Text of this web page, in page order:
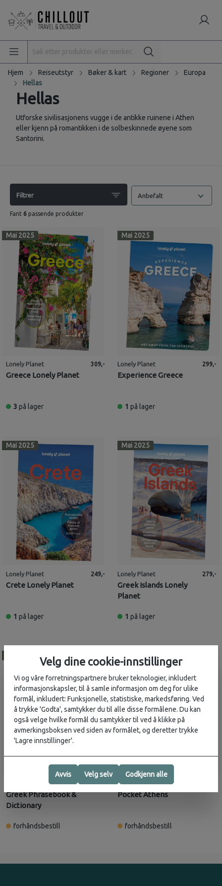
Hjem Reiseutstyr Bøker & kart Regioner
Europa
Hellas
Hellas
Utforske sivilisasjonens vugge i de antikke ruinene i Athen
eller kjenn på romantikken i de solbeskinnede øyene som
Santorini.
Filtrer Anbefalt
Fant 6 passende produkter
Mai 2025
Lonely Planet
Greece Lonely Planet
309,-
3 på lager
Mai 2025
Lonely Planet
Experience Greece
299,-
1 på lager
Mai 2025
Lonely Planet
Crete Lonely Planet
249,-
1 på lager
Mai 2025
Lonely Planet
Greek Islands Lonely
Planet
279,-
1 på lager
Greek Phrasebook &
Dictionary
99,-
forhåndsbestill
Mai 2025
Lonely Planet
Pocket Athens
forhåndsbestill
Velg dine cookie-innstillinger
Vi og våre forretningspartnere bruker teknologier, inkludert
informasjonskapsler, til å samle informasjon om deg for ulike
formål, inkludert: Funksjonelle, statistiske, markedsføring. Ved
å trykke 'Godta', samtykker du til alle disse formålene. Du kan
også velge hvilke formål du samtykker til ved å klikke på
avmerkingsboksen ved siden av formålet, og deretter trykke
'Lagre innstillinger'.
Avvis Velg selv Godkjenn alle